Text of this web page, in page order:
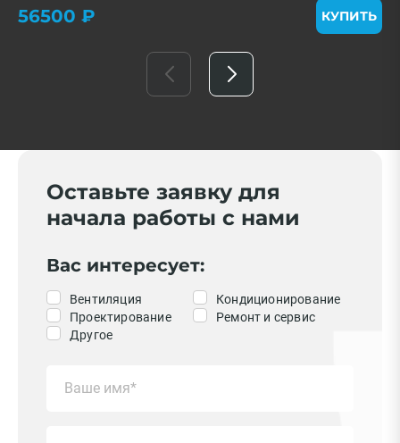
56500 ₽ КУПИТЬ
Оставьте заявку для
начала работы с нами
Вас интересует:
Вентиляция
Кондиционирование
Проектирование
Ремонт и сервис
Другое